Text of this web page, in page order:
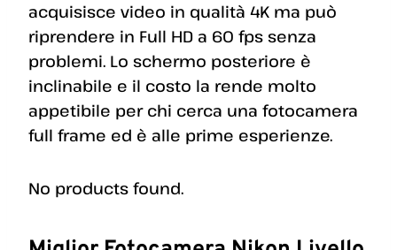
acquisisce video in qualità 4K ma può
riprendere in Full HD a 60 fps senza
problemi. Lo schermo posteriore è
inclinabile e il costo la rende molto
appetibile per chi cerca una fotocamera
full frame ed è alle prime esperienze.
No products found.